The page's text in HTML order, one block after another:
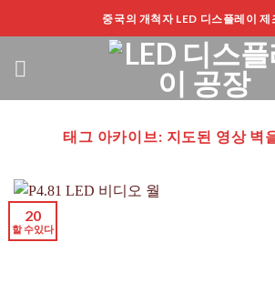
텐
건
중국의 개척자 LED 디스플레이 제
태그 아카이브: 지도된 영상 벽
20
할 수있다